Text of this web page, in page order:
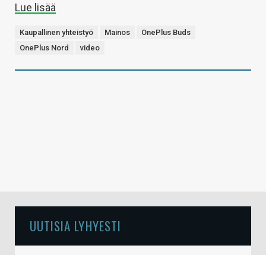
Lue lisää
Kaupallinen yhteistyö Mainos
OnePlus Buds
OnePlus Nord
video
UUTISIA LYHYESTI